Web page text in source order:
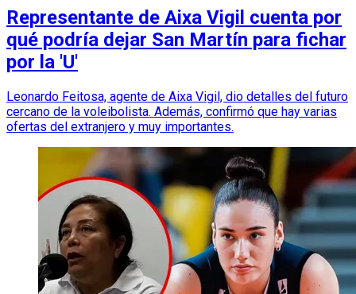
Representante de Aixa Vigil cuenta por
qué podría dejar San Martín para fichar
por la 'U'
Leonardo Feitosa, agente de Aixa Vigil, dio detalles del futuro
cercano de la voleibolista. Además, confirmó que hay varias
ofertas del extranjero y muy importantes.